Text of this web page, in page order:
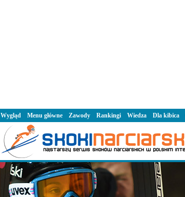
Wygląd Menu główne Zawody Rankingi Wiedza Dla kibica